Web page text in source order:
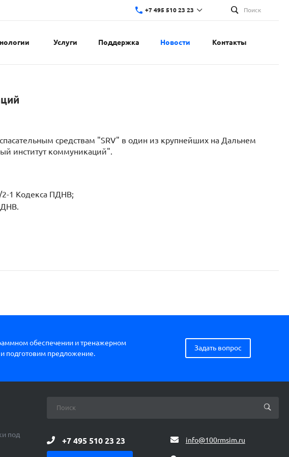
+7 495 510 23 23 Поиск
Услуги Поддержка Новости Контакты
средствам "SRV" в один из крупнейших на Дальнем
институт коммуникаций".
1 Кодекса ПДНВ;
обеспечении и тренажерном
подготовим предложение.
Задать вопрос
под
+7 495 510 23 23 info@100rmsim.ru